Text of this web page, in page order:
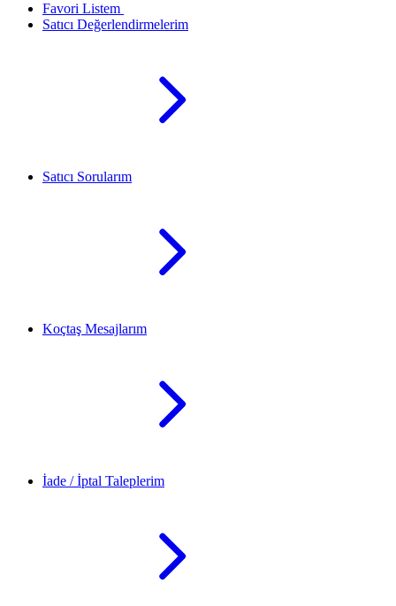
Favori Listem
Satıcı Değerlendirmelerim
Satıcı Sorularım
Koçtaş Mesajlarım
İade / İptal Taleplerim